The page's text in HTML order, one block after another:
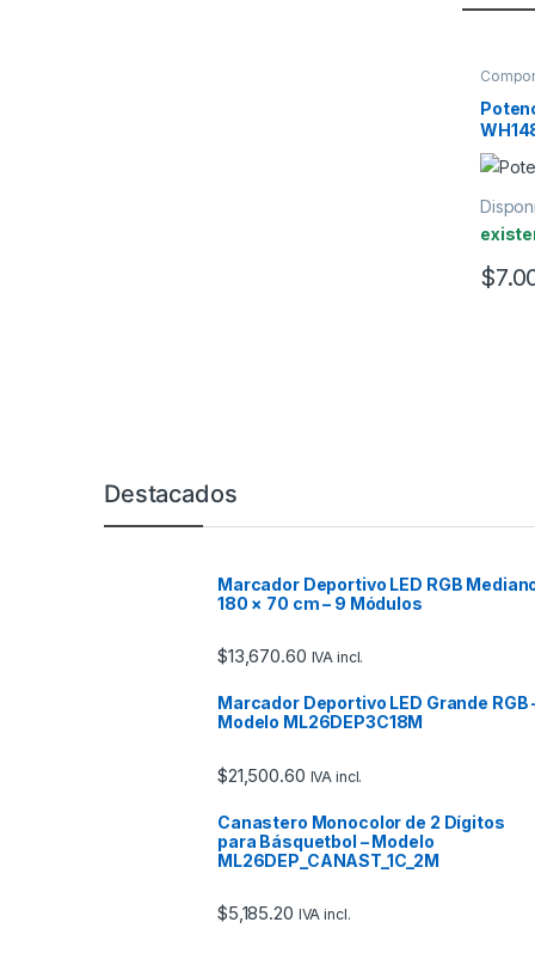
$
Marcas De Carrusel
Destacados
Marcador Deportivo LED RGB
180 × 70 cm – 9 Módulos
$13,670.60 IVA incl.
Marcador Deportivo LED Grande RGB
Modelo ML26DEP3C18M
$21,500.60 IVA incl.
Canastero Monocolor de 2 Dígitos
para Básquetbol – Modelo
ML26DEP_CANAST_1C_2M
$5,185.20 IVA incl.